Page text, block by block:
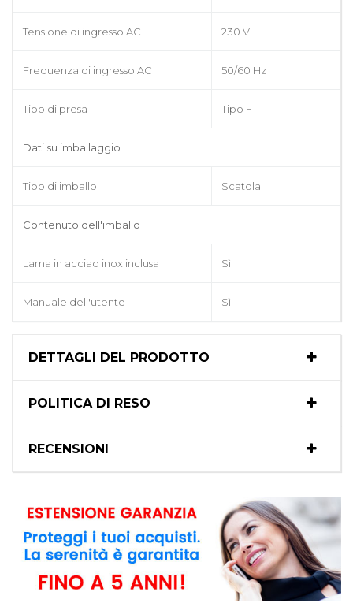
Tensione di ingresso AC 230 V
Frequenza di ingresso AC 50/60 Hz
Tipo di presa Tipo F
Dati su imballaggio
Tipo di imballo Scatola
Contenuto dell'imballo
Lama in acciao inox inclusa Sì
Manuale dell'utente Sì
DETTAGLI DEL PRODOTTO
POLITICA DI RESO
RECENSIONI